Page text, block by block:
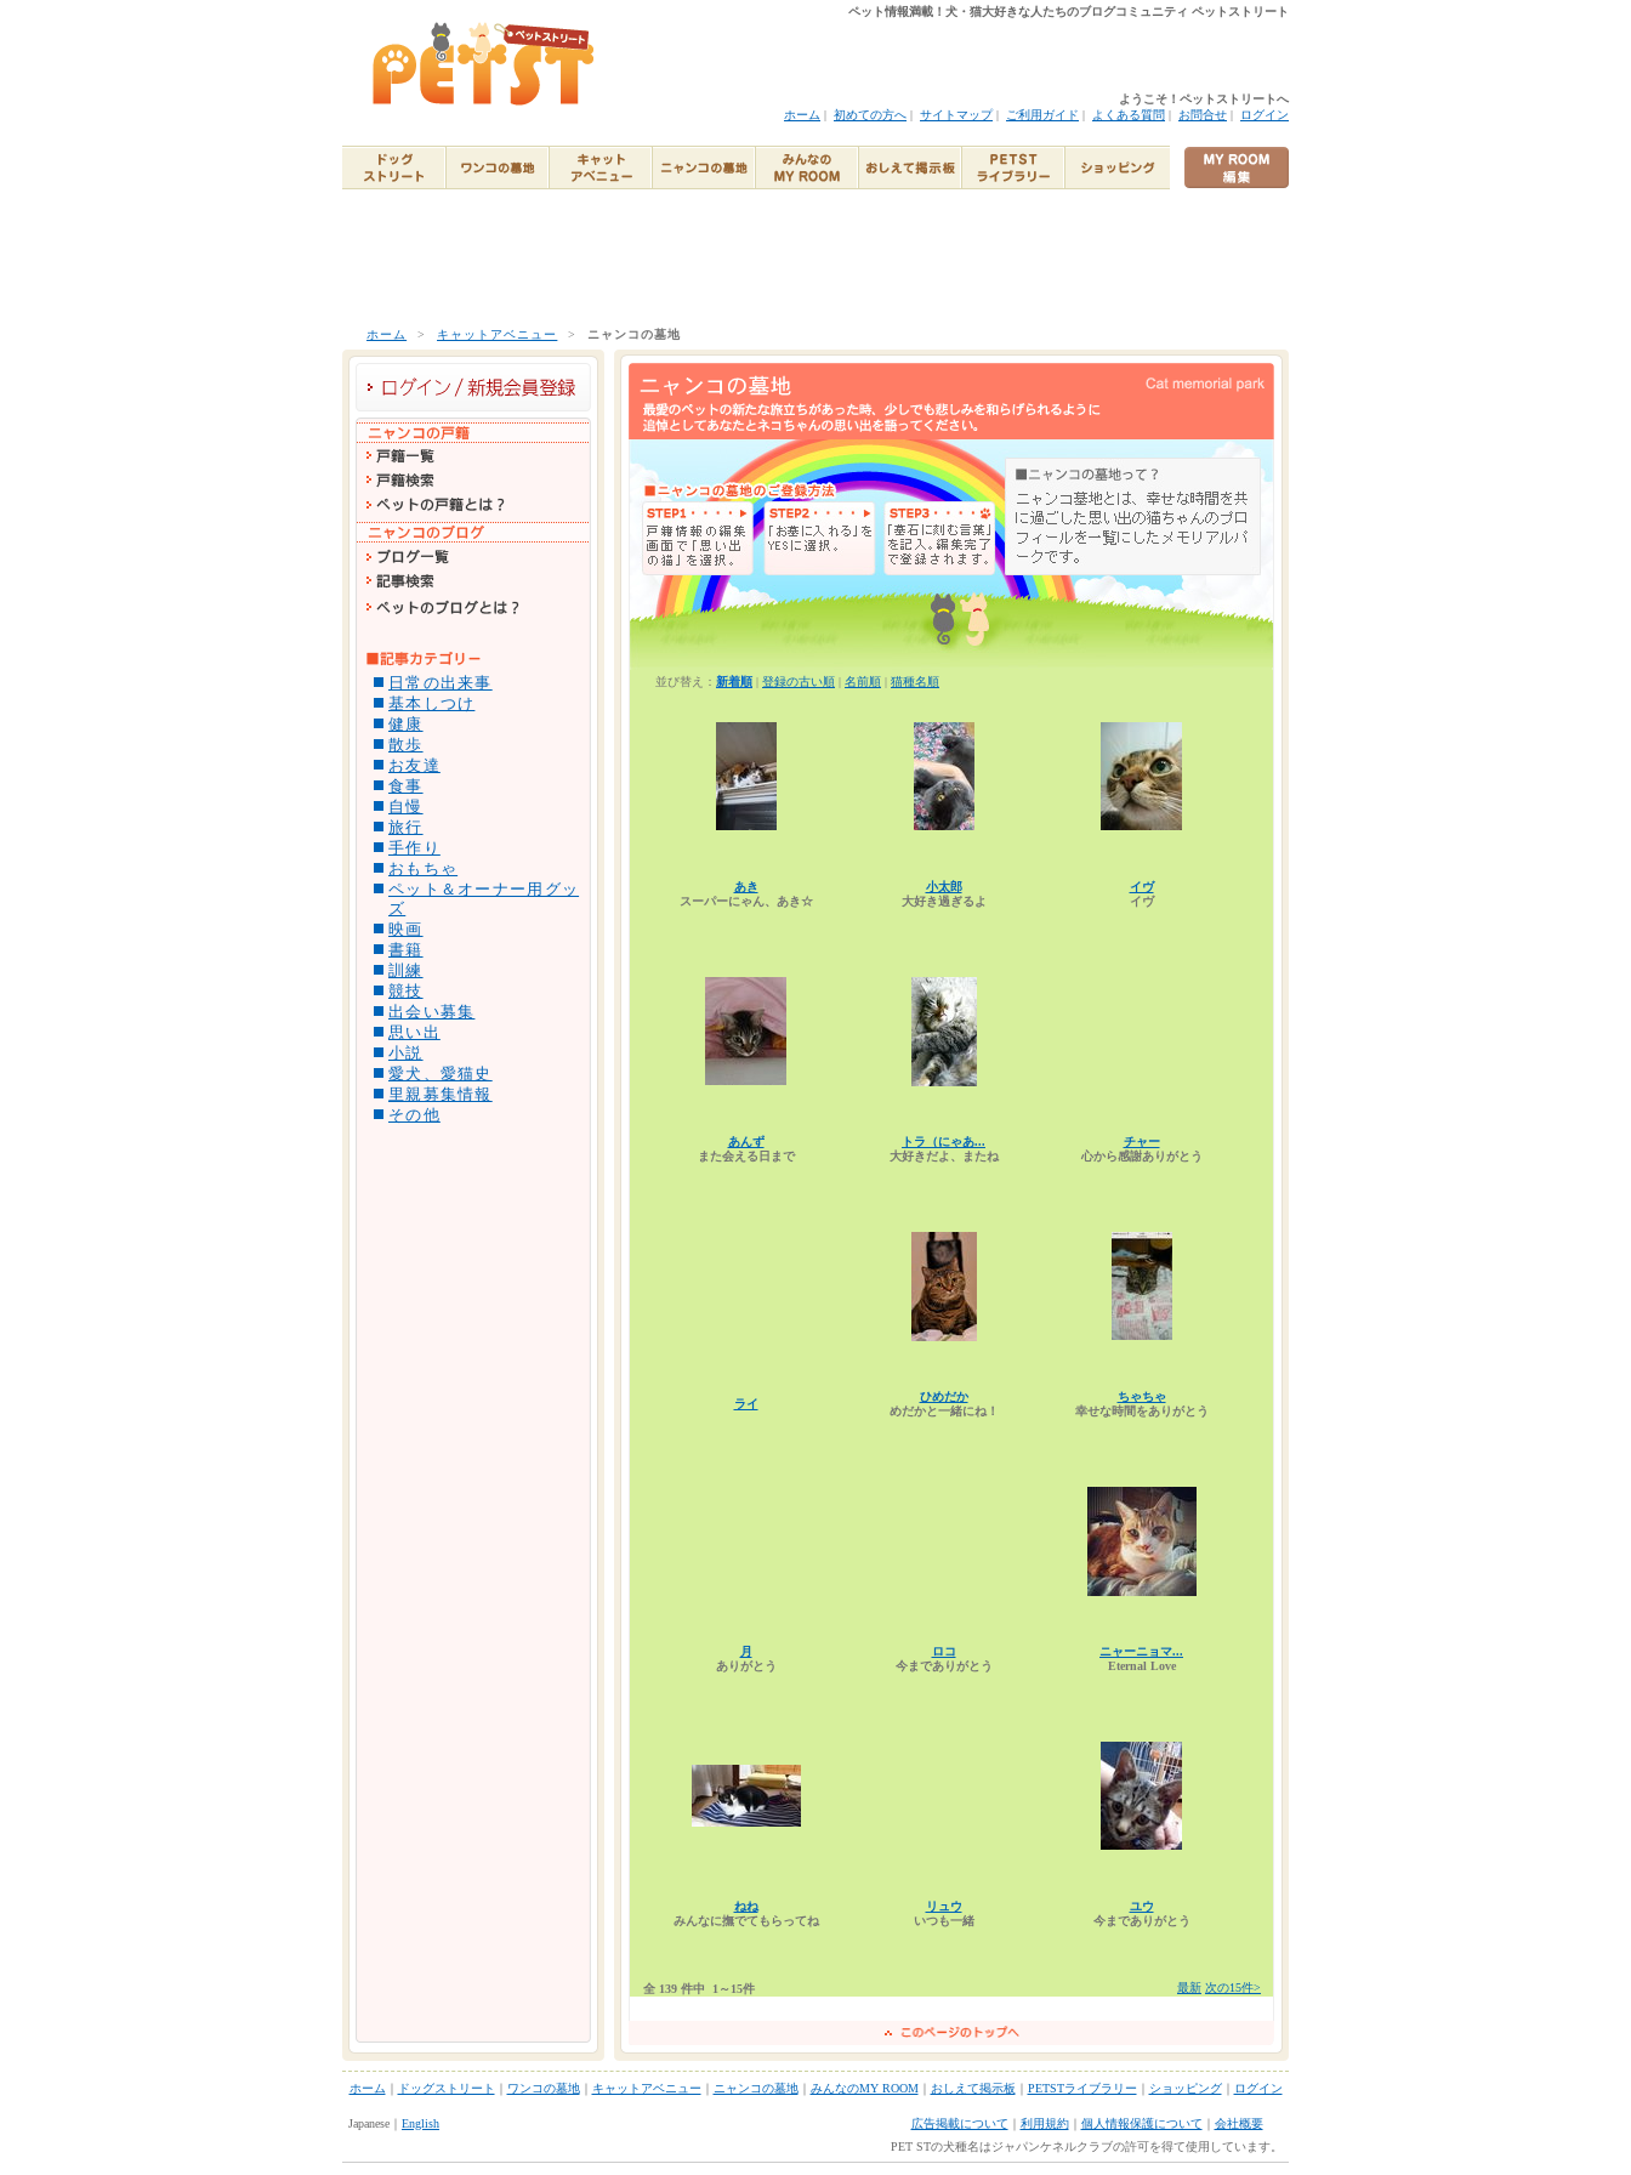
ペット情報満載！犬・猫大好きな人たちのブログコミュニティ ペットストリート
ようこそ！ペットストリートへ
ホーム | 初めての方へ | サイトマップ| ご利用ガイド | よくある質問 | お問合せ | ログイン
ホーム > キャットアベニュー > ニャンコの墓地
日常の出来事
基本しつけ
健康
散歩
お友達
食事
自慢
旅行
手作り
おもちゃ
ペット＆オーナー用グッ
ズ
映画
書籍
訓練
競技
出会い募集
思い出
小説
愛犬、愛猫史
里親募集情報
その他
並び替え： 新着順 | 登録の古い順 | 名前順 | 猫種名順
あき
スーパーにゃん、あき☆
小太郎
大好き過ぎるよ
イヴ
イヴ
あんず
また会える日まで
トラ（にゃあ...
大好きだよ、またね
チャー
心から感謝ありがとう
ライ
ひめだか
めだかと一緒にね！
ちゃちゃ
幸せな時間をありがとう
月
ありがとう
ロコ
今までありがとう
ニャーニョマ...
Eternal Love
ねね
みんなに撫でてもらってね
リュウ
いつも一緒
ユウ
今までありがとう
全 139 件中 1～15件 最新 次の15件>
ホーム ｜ ドッグストリート ｜ ワンコの墓地｜ キャットアベニュー ｜ ニャンコの墓地｜ みんなのMY ROOM｜ おしえて掲示板 ｜ PETSTライブラリー ｜ ショッピング｜ ログイン
Japanese｜ English 広告掲載について ｜ 利用規約｜ 個人情報保護について ｜ 会社概要
PET STの犬種名はジャパンケネルクラブの許可を得て使用しています。